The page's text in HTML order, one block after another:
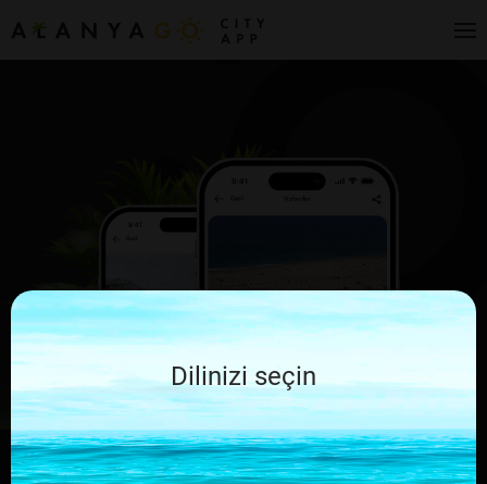
Dilinizi seçin